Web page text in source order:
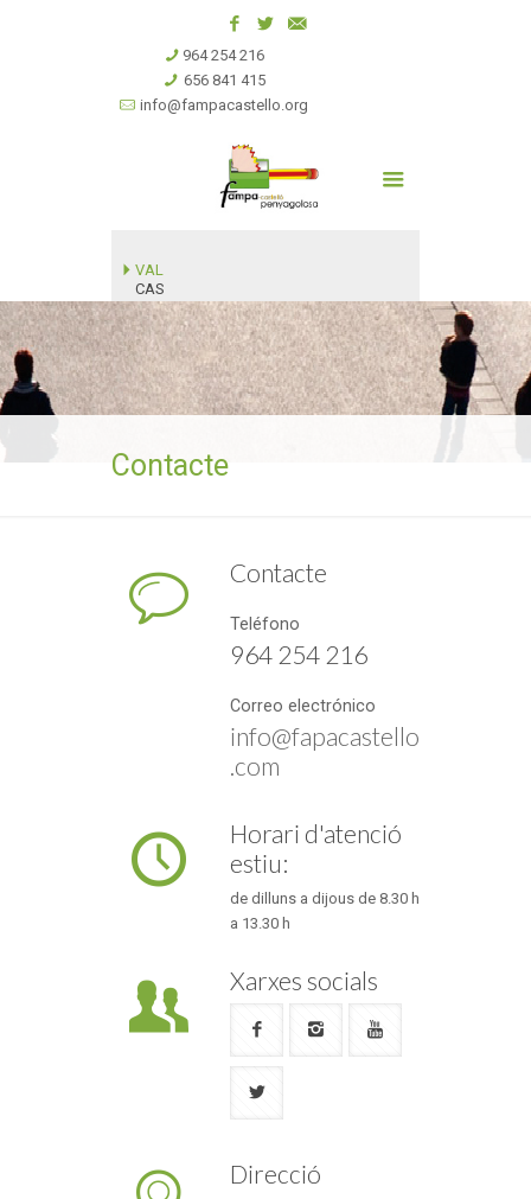
964 254 216
656 841 415
info@fampacastello.org
VAL
CAS
Contacte
Contacte
Teléfono
964 254 216
Correo electrónico
info@fapacastello
.com
Horari d'atenció
estiu:
de dilluns a dijous de 8.30 h
a 13.30 h
Xarxes socials
Direcció